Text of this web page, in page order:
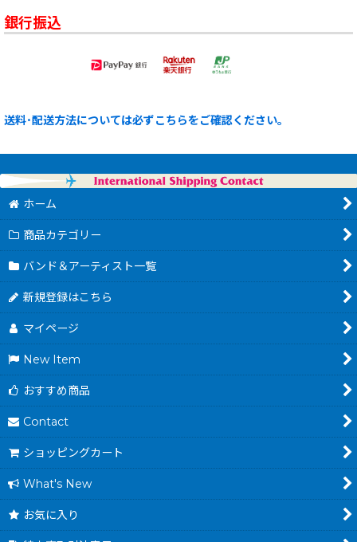
銀行振込
送料･配送方法については必ずこちらをご確認ください。
ホーム
商品カテゴリー
バンド＆アーティスト一覧
新規登録はこちら
マイページ
New Item
おすすめ商品
Contact
ショッピングカート
What's New
お気に入り